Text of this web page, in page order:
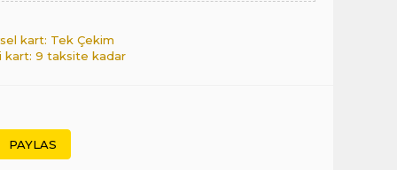
kart: Tek Çekim
kart: 9 taksite kadar
PAYLAS